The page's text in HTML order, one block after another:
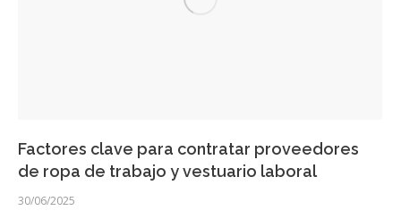
Factores clave para contratar proveedores
de ropa de trabajo y vestuario laboral
30/06/2025